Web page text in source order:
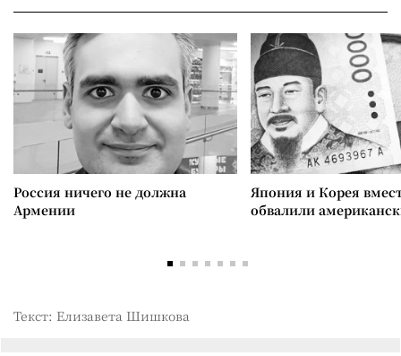
Россия ничего не должна
Армении
Япония и Корея
обвалили
Текст: Елизавета Шишкова